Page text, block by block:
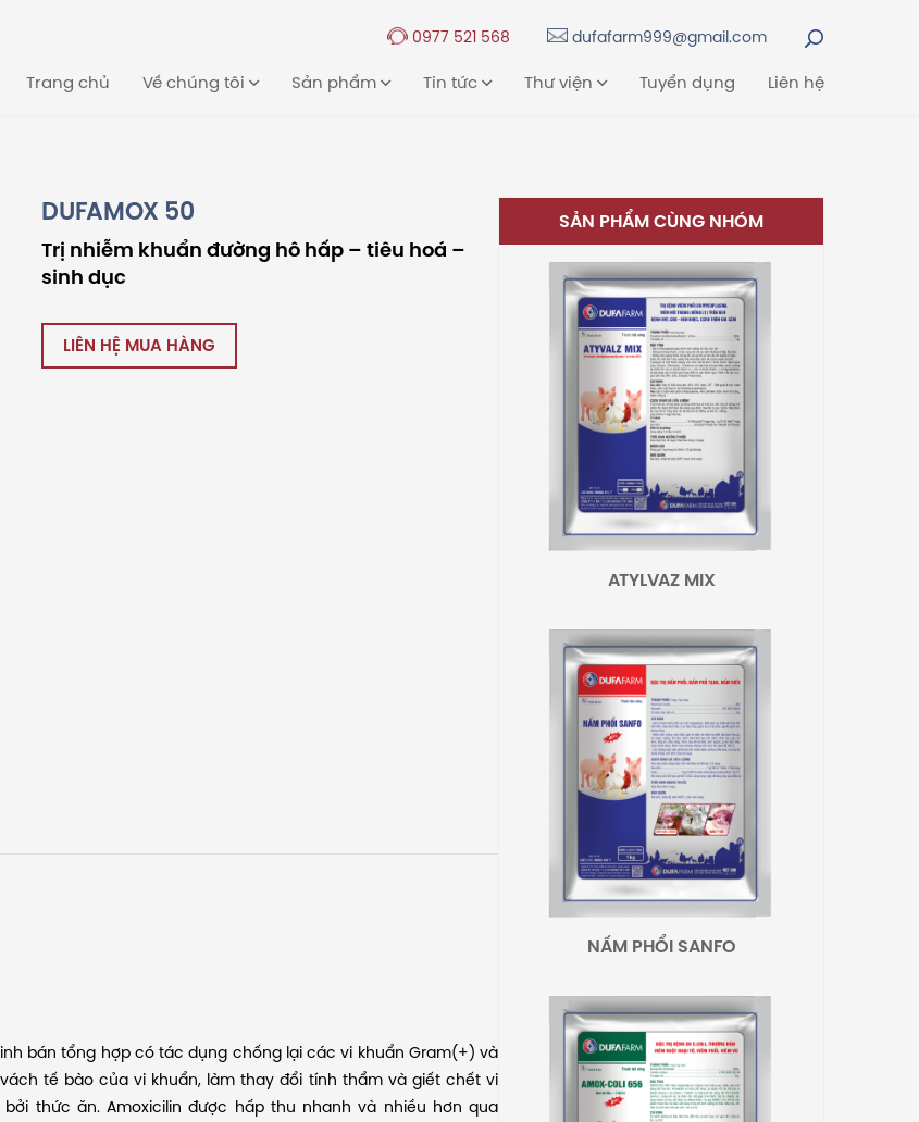
0977 521 568 dufafarm999@gmail.com
Trang chủ Về chúng tôi Sản phẩm Tin tức Thư viện Tuyển dụng Liên hệ
DUFAMOX 50
Trị nhiễm khuẩn đường hô hấp – tiêu hoá –
sinh dục
LIÊN HỆ MUA HÀNG
bán tổng hợp có tác dụng chống lại các vi khuẩn Gram(+) và
tế bào của vi khuẩn, làm thay đổi tính thẩm và giết chết vi
thức ăn. Amoxicilin được hấp thu nhanh và nhiều hơn qua
SẢN PHẨM CÙNG NHÓM
ATYLVAZ MIX
NẤM PHỔI SANFO